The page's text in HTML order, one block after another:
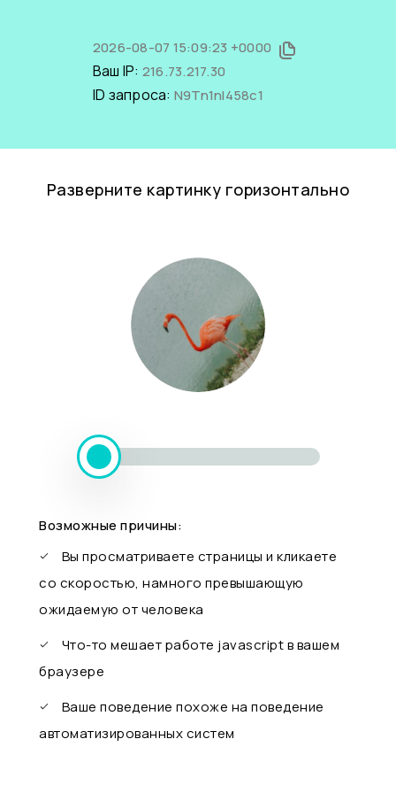
2026-08-07 15:09:23 +0000
Ваш IP: 216.73.217.30
ID запроса: N9Tn1nI458c1
Разверните картинку горизонтально
Возможные причины:
Вы просматриваете страницы и кликаете
со скоростью, намного превышающую
ожидаемую от человека
Что-то мешает работе javascript в вашем
браузере
Ваше поведение похоже на поведение
автоматизированных систем